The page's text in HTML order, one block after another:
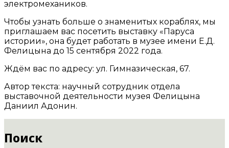
электромехаников.
Чтобы узнать больше о знаменитых кораблях, мы
приглашаем вас посетить выставку «Паруса
истории», она будет работать в музее имени Е.Д.
Фелицына до 15 сентября 2022 года.
Ждём вас по адресу: ул. Гимназическая, 67.
Автор текста: научный сотрудник отдела
выставочной деятельности музея Фелицына
Даниил Адонин.
Поиск